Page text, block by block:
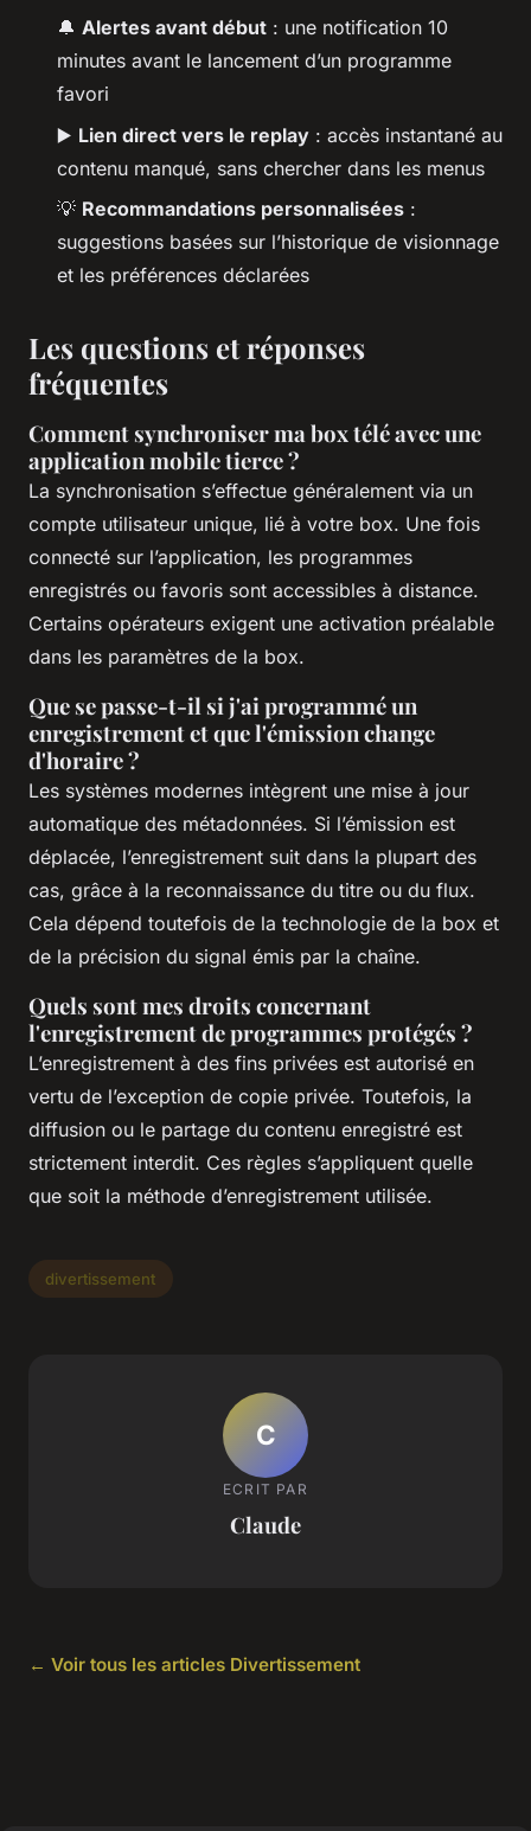
🔔 Alertes avant début : une notification 10
minutes avant le lancement d’un programme
favori
▶️ Lien direct vers le replay : accès instantané au
contenu manqué, sans chercher dans les menus
💡 Recommandations personnalisées :
suggestions basées sur l’historique de visionnage
et les préférences déclarées
Les questions et réponses
fréquentes
Comment synchroniser ma box télé avec une
application mobile tierce ?
La synchronisation s’effectue généralement via un
compte utilisateur unique, lié à votre box. Une fois
connecté sur l’application, les programmes
enregistrés ou favoris sont accessibles à distance.
Certains opérateurs exigent une activation préalable
dans les paramètres de la box.
Que se passe-t-il si j'ai programmé un
enregistrement et que l'émission change
d'horaire ?
Les systèmes modernes intègrent une mise à jour
automatique des métadonnées. Si l’émission est
déplacée, l’enregistrement suit dans la plupart des
cas, grâce à la reconnaissance du titre ou du flux.
Cela dépend toutefois de la technologie de la box et
de la précision du signal émis par la chaîne.
Quels sont mes droits concernant
l'enregistrement de programmes protégés ?
L’enregistrement à des fins privées est autorisé en
vertu de l’exception de copie privée. Toutefois, la
diffusion ou le partage du contenu enregistré est
strictement interdit. Ces règles s’appliquent quelle
que soit la méthode d’enregistrement utilisée.
divertissement
C
ECRIT PAR
Claude
← Voir tous les articles Divertissement